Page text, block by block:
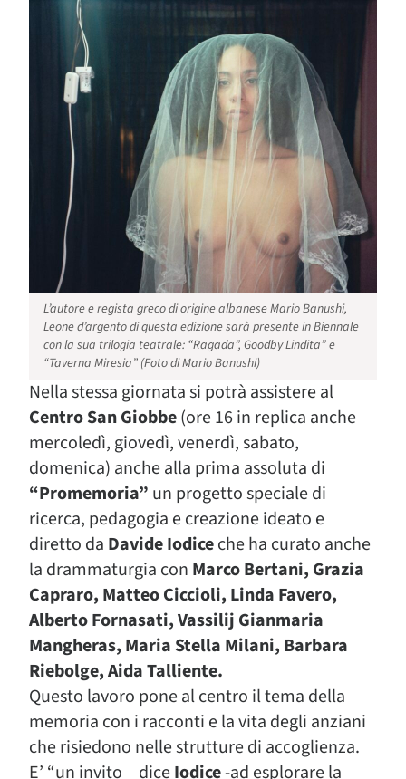
L’autore e regista greco di origine albanese Mario Banushi,
Leone d’argento di questa edizione sarà presente in Biennale
con la sua trilogia teatrale: “Ragada”, Goodby Lindita” e
“Taverna Miresia” (Foto di Mario Banushi)
Nella stessa giornata si potrà assistere al
Centro San Giobbe(ore 16 in replica anche
mercoledì, giovedì, venerdì, sabato,
domenica) anche alla prima assoluta di
“Promemoria” un progetto speciale di
ricerca, pedagogia e creazione ideato e
diretto da Davide Iodiceche ha curato anche
la drammaturgia con Marco Bertani, Grazia
Capraro, Matteo Ciccioli, Linda Favero,
Alberto Fornasati, Vassilij Gianmaria
Mangheras, Maria Stella Milani, Barbara
Riebolge, Aida Talliente.
Questo lavoro pone al centro il tema della
memoria con i racconti e la vita degli anziani
che risiedono nelle strutture di accoglienza.
E’ “un invito _ diceIodice-ad esplorare la